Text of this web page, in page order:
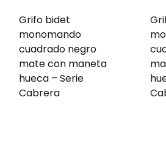
Grifo bidet
monomando
cuadrado negro
mate con maneta
hueca – Serie
Cabrera